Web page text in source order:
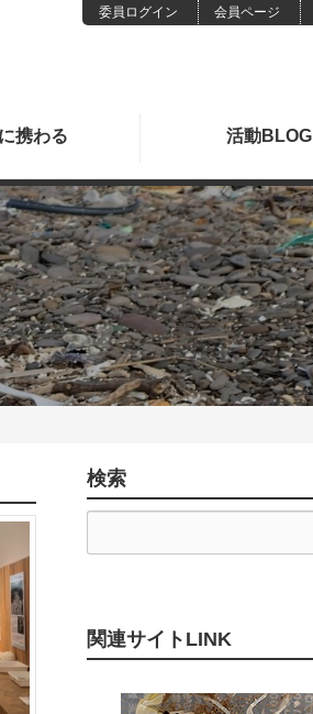
委員ログイン 会員ページ
携わる 活動BLOG
検索
関連サイトLINK